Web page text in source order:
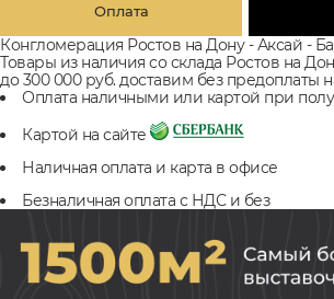
Оплата
Конгломерация Ростов на Дону - Аксай -
Товары из наличия со склада Ростов на
до 300 000 руб. доставим без предоплаты
Оплата наличными или картой при
Картой на сайте
Наличная оплата и карта в офисе
Безналичная оплата с НДС и без